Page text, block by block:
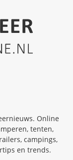
Online
tenten,
campings,
en trends.